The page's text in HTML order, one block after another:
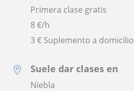
Primera clase gratis
8€/h
3 € Suplemento a domicilio
Suele dar clases en
Niebla